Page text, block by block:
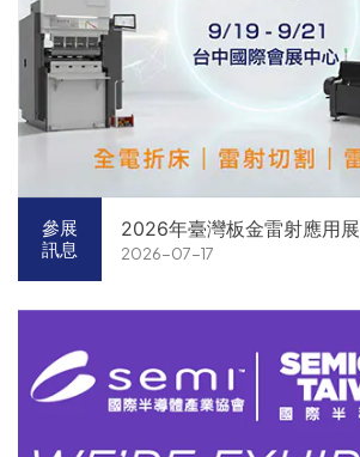
參展
訊息
2026年臺灣板金雷射應用展
2026-07-17